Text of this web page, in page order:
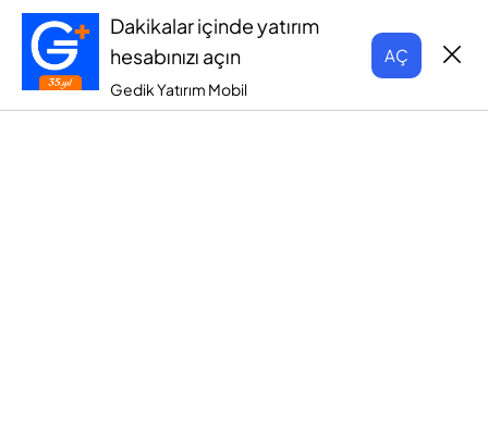
Dakikalar içinde yatırım
hesabınızı açın
Gedik Yatırım Mobil
AÇ